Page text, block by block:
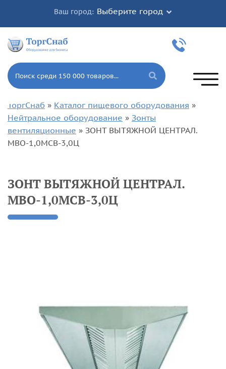
Ваш город: Выберите город
ТоргСнаб » Каталог пищевого оборудования »
Нейтральное оборудование » Зонты
вентиляционные » ЗОНТ ВЫТЯЖНОЙ ЦЕНТРАЛ.
МВО-1,0МСВ-3,0Ц
ЗОНТ ВЫТЯЖНОЙ ЦЕНТРАЛ.
МВО-1,0МСВ-3,0Ц